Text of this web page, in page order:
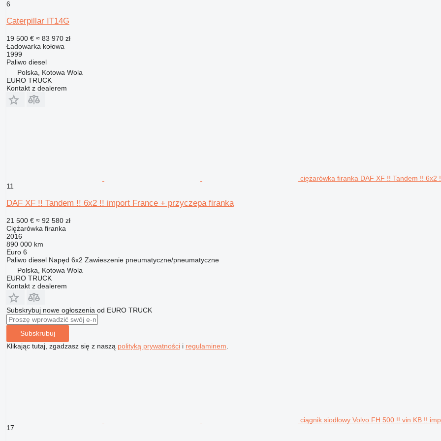
6
Caterpillar IT14G
19 500 € ≈ 83 970 zł
Ładowarka kołowa
1999
Paliwo diesel
Polska, Kotowa Wola
EURO TRUCK
Kontakt z dealerem
ciężarówka firanka DAF XF !! Tandem !!
11
DAF XF !! Tandem !! 6x2 !! import France + przyczepa firanka
21 500 € ≈ 92 580 zł
Ciężarówka firanka
2016
890 000 km
Euro 6
Paliwo diesel Napęd 6x2 Zawieszenie pneumatyczne/pneumatyczne
Polska, Kotowa Wola
EURO TRUCK
Kontakt z dealerem
Subskrybuj nowe ogłoszenia od EURO TRUCK
Subskrubuj
Klikając tutaj, zgadzasz się z naszą polityką prywatnościi regulaminem
ciągnik siodłowy Volvo FH 500 !! vin KB !!
17